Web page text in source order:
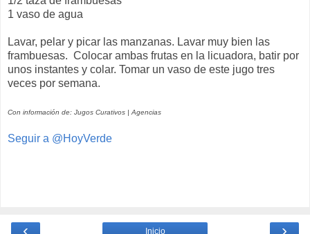
1 vaso de agua
Lavar, pelar y picar las manzanas. Lavar muy bien las
frambuesas. Colocar ambas frutas en la licuadora, batir por
unos instantes y colar. Tomar un vaso de este jugo tres
veces por semana.
Con información de: Jugos Curativos | Agencias
Seguir a @HoyVerde
‹ ›
Inicio